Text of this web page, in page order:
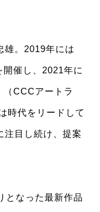
雄。2019年には
催し、2021年に
CCCアートラ
時代をリードして
注目し続け、提案
となった最新作品